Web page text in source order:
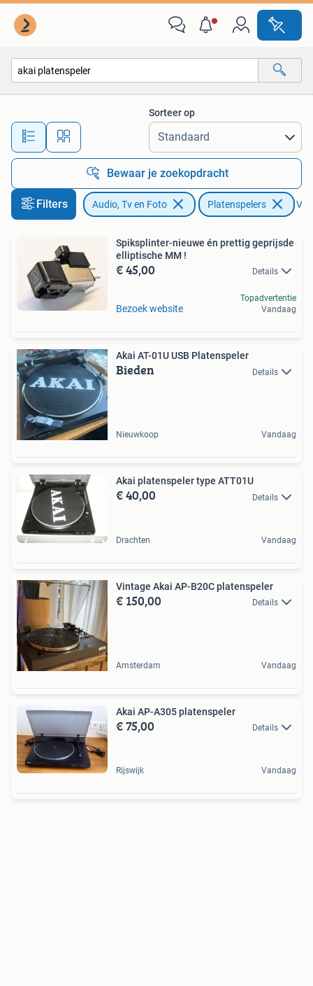
Alle afstanden…
Sorteer op
Bewaar je zoekopdracht
Filters Audio, Tv en Foto Platenspelers
Spiksplinter-nieuwe én prettig geprijsde
elliptische MM !
€ 45,00 Details
Bezoek website
Topadvertentie
Vandaag
Akai AT-01U USB Platenspeler
Bieden Details
Nieuwkoop Vandaag
Akai platenspeler type ATT01U
€ 40,00 Details
Drachten Vandaag
Vintage Akai AP-B20C platenspeler
€ 150,00 Details
Amsterdam Vandaag
Akai AP-A305 platenspeler
€ 75,00 Details
Rijswijk Vandaag